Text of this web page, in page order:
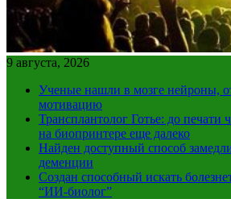
9 августа, 2026
Ученые нашли в мозге нейроны,
мотивацию
Трансплантолог Готье: до печати
на биопринтере еще далеко
Найден доступный способ
деменции
Создан способный искать
“ИИ-биолог”